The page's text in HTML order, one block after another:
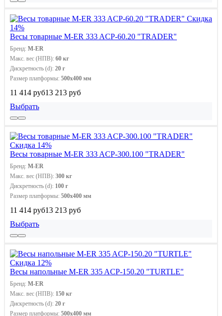
Скидка
14%
Весы товарные M-ER 333 ACP-60.20 "TRADER"
Бренд: M-ER
Макс. вес (НПВ): 60 кг
Дискретность (d): 20 г
Размер платформы: 500х400 мм
11 414 руб13 213 руб
Выбрать
Скидка 14%
Весы товарные M-ER 333 ACP-300.100 "TRADER"
Бренд: M-ER
Макс. вес (НПВ): 300 кг
Дискретность (d): 100 г
Размер платформы: 500х400 мм
11 414 руб13 213 руб
Выбрать
Скидка 12%
Весы напольные M-ER 335 ACP-150.20 "TURTLE"
Бренд: M-ER
Макс. вес (НПВ): 150 кг
Дискретность (d): 20 г
Размер платформы: 500х400 мм